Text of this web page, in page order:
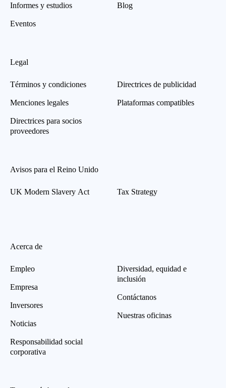
Informes y estudios
Eventos
Blog
Legal
Términos y condiciones
Menciones legales
Directrices para socios
proveedores
Directrices de publicidad
Plataformas compatibles
Avisos para el Reino Unido
UK Modern Slavery Act Tax Strategy
Acerca de
Empleo
Empresa
Inversores
Noticias
Responsabilidad social
corporativa
Diversidad, equidad e
inclusión
Contáctanos
Nuestras oficinas